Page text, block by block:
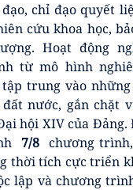
chỉ đạo quyết
cứu khoa học,
Hoạt động
từ mô hình
trung vào
nước, gắn chặt
hội XIV của Đảng.
7/8 chương
thời tích cực triển
lập và chương